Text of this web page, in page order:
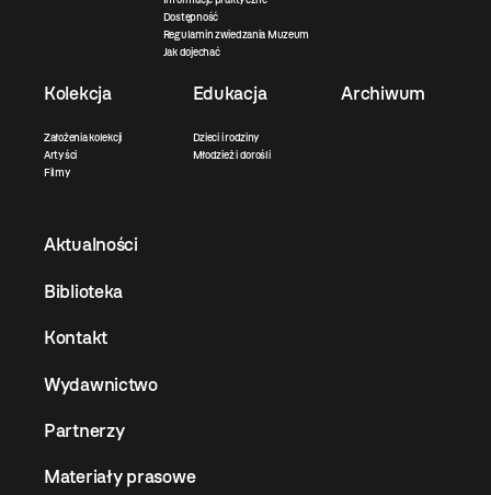
Dostępność
Regulamin zwiedzania Muzeum
Jak dojechać
Kolekcja
Założenia kolekcji
Artyści
Filmy
Edukacja
Dzieci i rodziny
Młodzież i dorośli
Archiwum
Aktualności
Biblioteka
Kontakt
Wydawnictwo
Partnerzy
Materiały prasowe